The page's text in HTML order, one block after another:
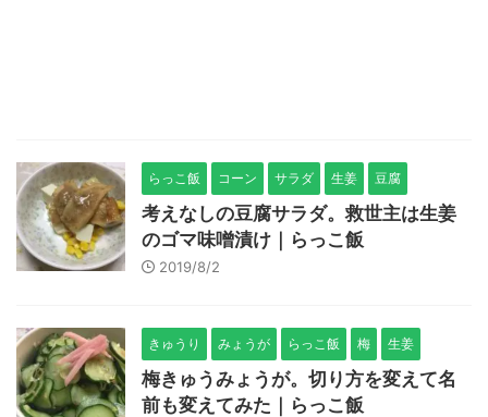
らっこ飯 コーン サラダ 生姜 豆腐
考えなしの豆腐サラダ。救世主は生姜
のゴマ味噌漬け｜らっこ飯
2019/8/2
きゅうり みょうが らっこ飯 梅 生姜
梅きゅうみょうが。切り方を変えて名
前も変えてみた｜らっこ飯